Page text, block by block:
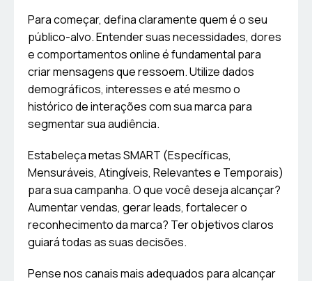
Para começar, defina claramente quem é o seu
público-alvo. Entender suas necessidades, dores
e comportamentos online é fundamental para
criar mensagens que ressoem. Utilize dados
demográficos, interesses e até mesmo o
histórico de interações com sua marca para
segmentar sua audiência.
Estabeleça metas SMART (Específicas,
Mensuráveis, Atingíveis, Relevantes e Temporais)
para sua campanha. O que você deseja alcançar?
Aumentar vendas, gerar leads, fortalecer o
reconhecimento da marca? Ter objetivos claros
guiará todas as suas decisões.
Pense nos canais mais adequados para alcançar